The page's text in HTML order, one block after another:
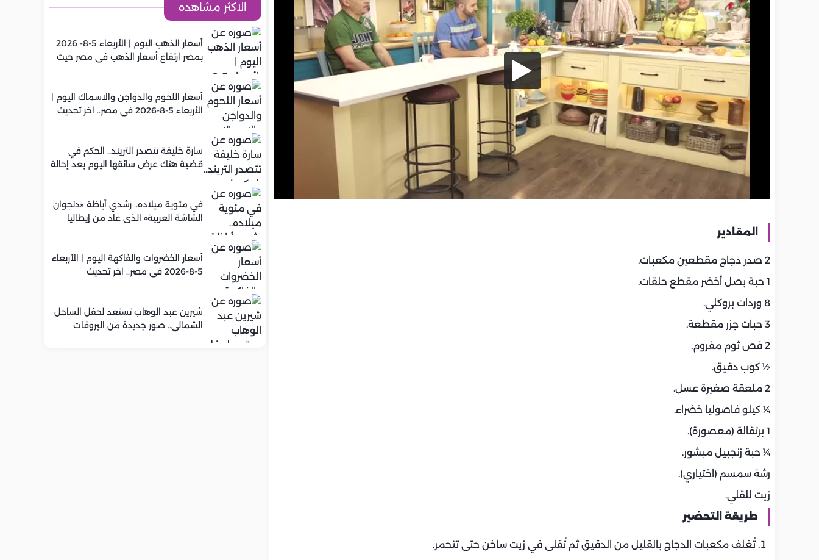
المقادير
2 صدر دجاج مقطعين مكعبات.
1 حبة بصل أخضر مقطع حلقات.
8 وردات بروكلي.
3 حبات جزر مقطعة.
2 فص ثوم مفروم.
½ كوب دقيق.
2 ملعقة صغيرة عسل.
¼ كيلو فاصوليا خضراء.
1 برتقالة (معصورة).
¼ حبة زنجبيل مبشور.
رشة سمسم (اختياري).
زيت للقلي.
طريقة التحضير
تُغلف مكعبات الدجاج بالقليل من الدقيق ثم تُقلى في زيت ساخن حتى تتحمر.
الاكثر مشاهده
أسعار الذهب اليوم | الأربعاء 5-8- 2026
بمصر ارتفاع أسعار الذهب في مصر حيث
أسعار اللحوم والدواجن والاسماك اليوم |
الأربعاء 5-8-2026 في مصر.. اخر تحديث
سارة خليفة تتصدر التريند.. الحكم في
قضية هتك عرض سائقها اليوم بعد إحالة
في مئوية ميلاده.. رشدي أباظة «دنجوان
الشاشة العربية» الذي عاد من إيطاليا
أسعار الخضروات والفاكهة اليوم | الأربعاء
5-8-2026 في مصر.. اخر تحديث
شيرين عبد الوهاب تستعد لحفل الساحل
الشمالي.. صور جديدة من البروفات